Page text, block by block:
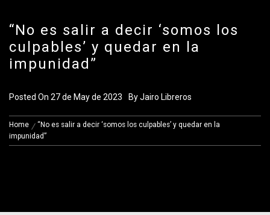
“No es salir a decir ‘somos los
culpables’ y quedar en la
impunidad”
Posted On 27 de May de 2023 ByJairo Libreros
Home
“No es salir a decir ‘somos los culpables’ y quedar en la
impunidad”